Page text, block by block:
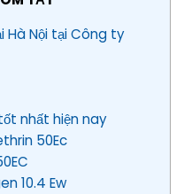
Hà Nội tại Công ty
nhất hiện nay
50Ec
10.4 Ew